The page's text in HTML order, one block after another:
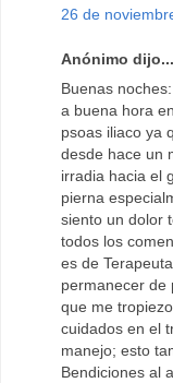
26 de
Anónimo dijo...
Buenas noches:
a buena hora
psoas iliaco ya
desde hace un
irradia hacia el
pierna
siento un dolor
todos los
es de
permanecer de
que me
cuidados en el
manejo; esto
Bendiciones al